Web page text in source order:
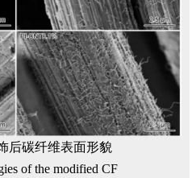
后碳纤维表面形貌
of the modified CF